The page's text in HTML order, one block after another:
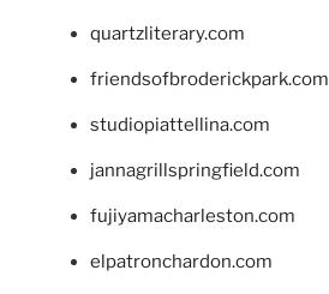
quartzliterary.com
friendsofbroderickpark.com
studiopiattellina.com
jannagrillspringfield.com
fujiyamacharleston.com
elpatronchardon.com